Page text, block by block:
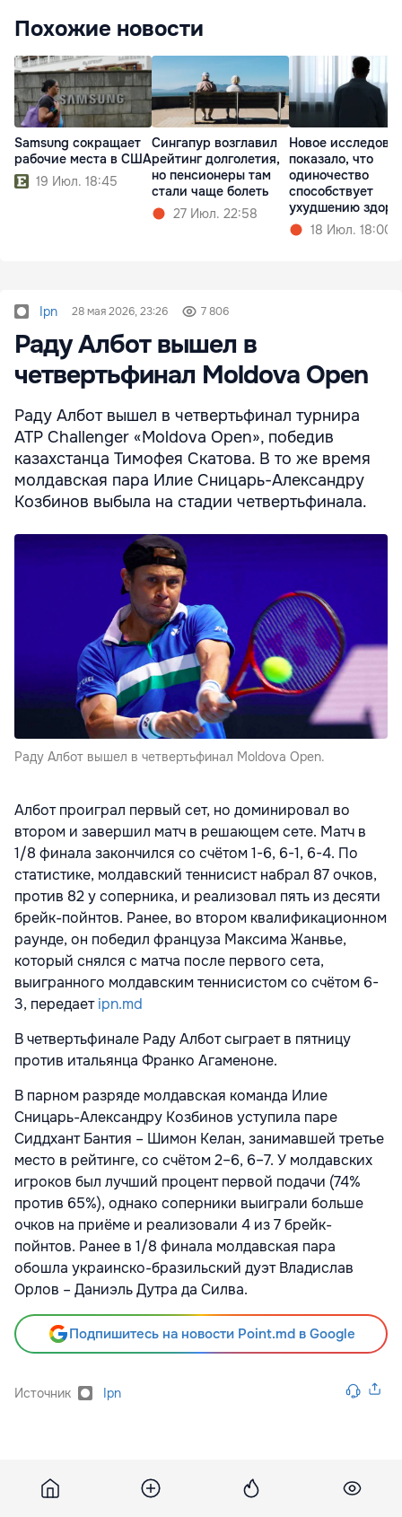
Похожие новости
Samsung сокращает
рабочие места в США
19 Июл. 18:45
Сингапур возглавил
рейтинг долголетия,
но пенсионеры там
стали чаще болеть
27 Июл. 22:58
Новое
показало, что
одиночество
способствует
ухудшению
18 Июл. 18:00
Ipn 28 мая 2026, 23:26 7 806
Раду Албот вышел в
четвертьфинал Moldova Open
Раду Албот вышел в четвертьфинал турнира
ATP Challenger «Moldova Open», победив
казахстанца Тимофея Скатова. В то же время
молдавская пара Илие Сницарь-Александру
Козбинов выбыла на стадии четвертьфинала.
Раду Албот вышел в четвертьфинал Moldova Open.
Албот проиграл первый сет, но доминировал во
втором и завершил матч в решающем сете. Матч в
1/8 финала закончился со счётом 1-6, 6-1, 6-4. По
статистике, молдавский теннисист набрал 87 очков,
против 82 у соперника, и реализовал пять из десяти
брейк-пойнтов. Ранее, во втором квалификационном
раунде, он победил француза Максима Жанвье,
который снялся с матча после первого сета,
выигранного молдавским теннисистом со счётом 6-
3, передаетipn.md
В четвертьфинале Раду Албот сыграет в пятницу
против итальянца Франко Агаменоне.
В парном разряде молдавская команда Илие
Сницарь-Александру Козбинов уступила паре
Сиддхант Бантия – Шимон Келан, занимавшей третье
место в рейтинге, со счётом 2–6, 6–7. У молдавских
игроков был лучший процент первой подачи (74%
против 65%), однако соперники выиграли больше
очков на приёме и реализовали 4 из 7 брейк-
пойнтов. Ранее в 1/8 финала молдавская пара
обошла украинско-бразильский дуэт Владислав
Орлов – Даниэль Дутра да Силва.
Подпишитесь на новости Point.md в Google
Источник Ipn